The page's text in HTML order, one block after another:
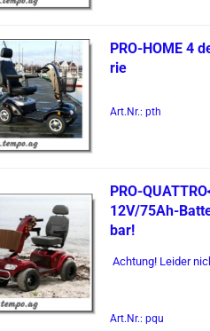
PRO-​HOME 4
rie
Art.Nr.: pth
PRO-​
12V/75Ah-​
bar!
Ach­tung! Lei­der
Art.Nr.: pqu